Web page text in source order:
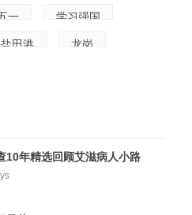
一 学习强国
盐田港 龙岗
10年精选回顾艾滋病人小路